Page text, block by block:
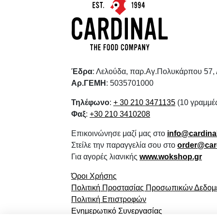
Έδρα: Λελούδα, παρ.Αγ.Πολυκάρπου 57,
Αρ.ΓΕΜΗ : 5035701000
Τηλέφωνο: + 30 210 3471135 (10
Φαξ: +30 210 3410208
Επικοινώνησε μαζί μας στο
Στείλε την παραγγελία σου στο
Για αγορές λιανικής www.wokshop.gr
Όροι Χρήσης
Πολιτική Προστασίας Προσωπικών
Πολιτική Επιστροφών
Ενημερωτικό Συνεργασίας